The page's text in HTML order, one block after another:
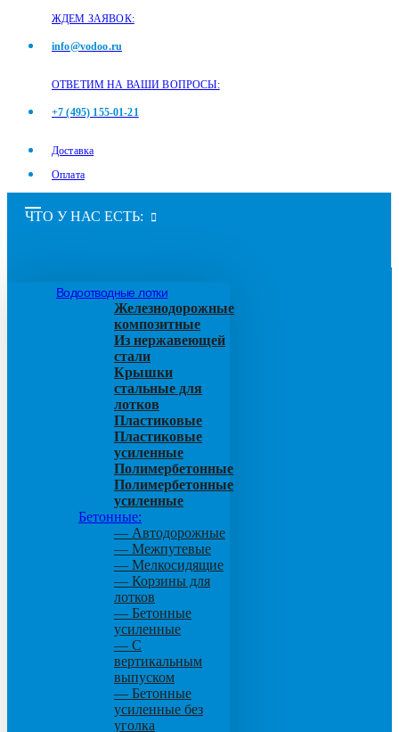
ЖДЕМ ЗАЯВОК:
info@vodoo.ru
ОТВЕТИМ НА ВАШИ ВОПРОСЫ:
+7 (495) 155-01-21
Доставка
Оплата
ЧТО У НАС ЕСТЬ:
Водоотводные лотки
Железнодорожные
композитные
Из нержавеющей
стали
Крышки
стальные для
лотков
Пластиковые
Пластиковые
усиленные
Полимербетонные
Полимербетонные
усиленные
Бетонные:
— Автодорожные
— Межпутевые
— Мелкосидящие
— Корзины для
лотков
— Бетонные
усиленные
— С
вертикальным
выпуском
— Бетонные
усиленные без
уголка